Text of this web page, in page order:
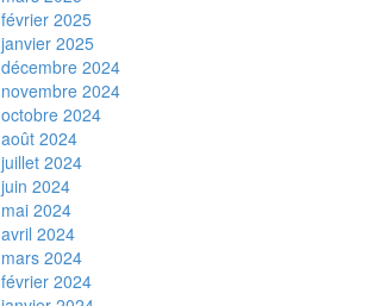
février 2025
janvier 2025
décembre 2024
novembre 2024
octobre 2024
août 2024
juillet 2024
juin 2024
mai 2024
avril 2024
mars 2024
février 2024